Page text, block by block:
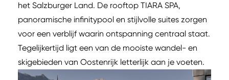
het Salzburger Land. De rooftop TIARA SPA,
panoramische infinitypool en stijlvolle suites zorgen
voor een verblijf waarin ontspanning centraal staat.
Tegelijkertijd ligt een van de mooiste wandel- en
skigebieden van Oostenrijk letterlijk aan je voeten.